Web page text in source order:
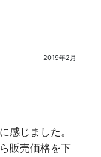
2019年2月
感じました。
販売価格を下